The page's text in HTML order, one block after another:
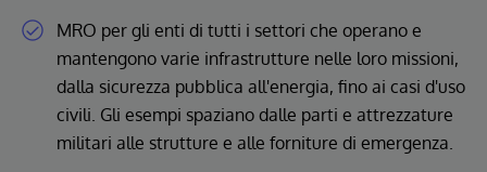
MRO per gli enti di tutti i settori che operano e
mantengono varie infrastrutture nelle loro missioni,
dalla sicurezza pubblica all'energia, fino ai casi d'uso
civili. Gli esempi spaziano dalle parti e attrezzature
militari alle strutture e alle forniture di emergenza.